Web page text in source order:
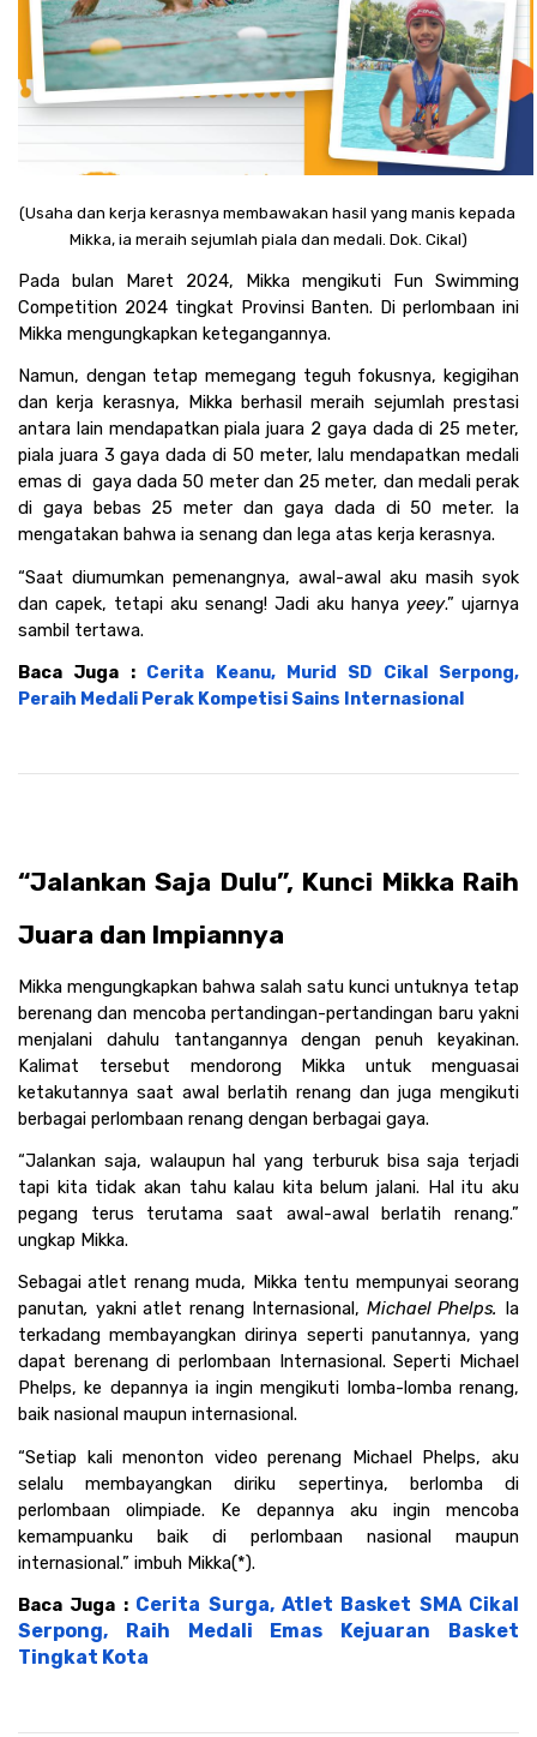
(Usaha dan kerja kerasnya membawakan hasil yang manis kepada
Mikka, ia meraih sejumlah piala dan medali. Dok. Cikal)
Pada bulan Maret 2024, Mikka mengikuti Fun Swimming
Competition 2024 tingkat Provinsi Banten. Di perlombaan ini
Mikka mengungkapkan ketegangannya.
Namun, dengan tetap memegang teguh fokusnya, kegigihan
dan kerja kerasnya, Mikka berhasil meraih sejumlah prestasi
antara lain mendapatkan piala juara 2 gaya dada di 25 meter,
piala juara 3 gaya dada di 50 meter, lalu mendapatkan medali
emas di  gaya dada 50 meter dan 25 meter, dan medali perak
di gaya bebas 25 meter dan gaya dada di 50 meter. Ia
mengatakan bahwa ia senang dan lega atas kerja kerasnya.
“Saat diumumkan pemenangnya, awal-awal aku masih syok
dan capek, tetapi aku senang! Jadi aku hanya yeey.” ujarnya
sambil tertawa.
Baca Juga : Cerita Keanu, Murid SD Cikal Serpong,
Peraih Medali Perak Kompetisi Sains Internasional
“Jalankan Saja Dulu”, Kunci Mikka Raih
Juara dan Impiannya
Mikka mengungkapkan bahwa salah satu kunci untuknya tetap
berenang dan mencoba pertandingan-pertandingan baru yakni
menjalani dahulu tantangannya dengan penuh keyakinan.
Kalimat tersebut mendorong Mikka untuk menguasai
ketakutannya saat awal berlatih renang dan juga mengikuti
berbagai perlombaan renang dengan berbagai gaya.
“Jalankan saja, walaupun hal yang terburuk bisa saja terjadi
tapi kita tidak akan tahu kalau kita belum jalani. Hal itu aku
pegang terus terutama saat awal-awal berlatih renang.”
ungkap Mikka.
Sebagai atlet renang muda, Mikka tentu mempunyai seorang
panutan, yakni atlet renang Internasional, Michael Phelps.
Ia
terkadang membayangkan dirinya seperti panutannya, yang
dapat berenang di perlombaan Internasional. Seperti Michael
Phelps, ke depannya ia ingin mengikuti lomba-lomba renang,
baik nasional maupun internasional.
“Setiap kali menonton video perenang Michael Phelps, aku
selalu membayangkan diriku sepertinya, berlomba di
perlombaan olimpiade. Ke depannya aku ingin mencoba
kemampuanku baik di perlombaan nasional maupun
internasional.” imbuh Mikka(*).
Baca Juga : Cerita Surga, Atlet Basket SMA Cikal
Serpong, Raih Medali Emas Kejuaran Basket
Tingkat Kota